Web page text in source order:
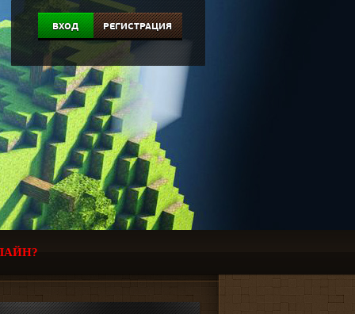
ВХОД РЕГИСТРАЦИЯ